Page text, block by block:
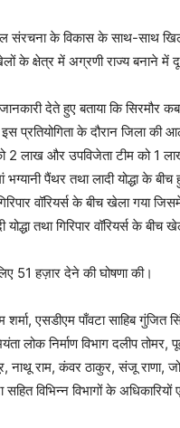
संरचना के विकास के साथ-साथ
के क्षेत्र में अग्रणी राज्य बनाने में
देते हुए बताया कि सिरमौर
प्रतियोगिता के दौरान जिला की
2 लाख और उपविजेता टीम को 1
पैंथर तथा लादी योद्धा के
वॉरियर्स के बीच खेला गया जिसमें
तथा गिरिपार वॉरियर्स के बीच
51 हज़ार देने की घोषणा की।
एसडीएम पाँवटा साहिब गुंजित
लोक निर्माण विभाग दलीप तोमर,
नाथू राम, कंवर ठाकुर, संजू राणा,
विभिन्न विभागों के अधिकारियों